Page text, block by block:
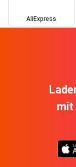
AliExpress
mit